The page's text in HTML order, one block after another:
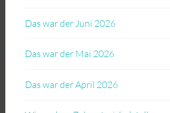
Das war der Juni 2026
Das war der Mai 2026
Das war der April 2026